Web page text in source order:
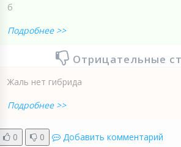
б
Подробнее >>
Отрицательные
Жаль нет гибрида
Подробнее >>
0 0 Добавить комментарий